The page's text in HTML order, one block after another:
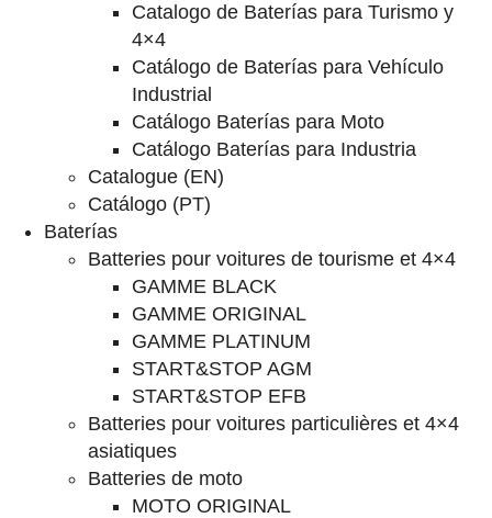
Catalogo de Baterías para Turismo y
4×4
Catálogo de Baterías para Vehículo
Industrial
Catálogo Baterías para Moto
Catálogo Baterías para Industria
Catalogue (EN)
Catálogo (PT)
Baterías
Batteries pour voitures de tourisme et 4×4
GAMME BLACK
GAMME ORIGINAL
GAMME PLATINUM
START&STOP AGM
START&STOP EFB
Batteries pour voitures particulières et 4×4
asiatiques
Batteries de moto
MOTO ORIGINAL